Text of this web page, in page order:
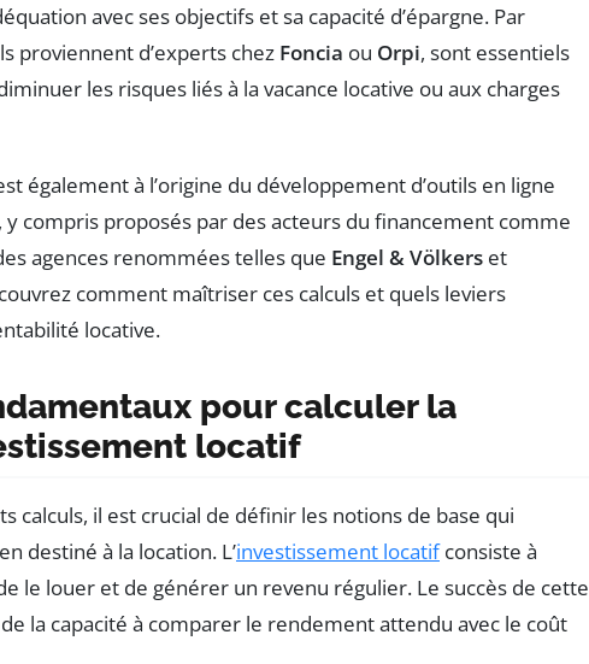
avec ses objectifs et sa capacité d’épargne. Par
proviennent d’experts chez Foncia ou Orpi, sont essentiels
les risques liés à la vacance locative ou aux charges
également à l’origine du développement d’outils en ligne
compris proposés par des acteurs du financement comme
agences renommées telles que Engel & Völkers et
comment maîtriser ces calculs et quels leviers
locative.
pour calculer la
locatif
calculs, il est crucial de définir les notions de base qui
destiné à la location. L’investissement locatifconsiste à
le louer et de générer un revenu régulier. Le succès de cette
la capacité à comparer le rendement attendu avec le coût